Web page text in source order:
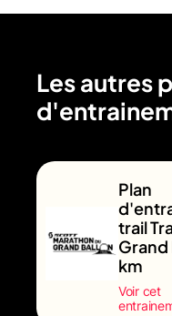
Les autres
Plan
trail
Grand
km
Voir cet